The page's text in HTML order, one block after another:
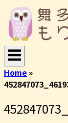
ン
テ
ン
ツ
へ
ス
ッ
プ
ー
ム
Home»